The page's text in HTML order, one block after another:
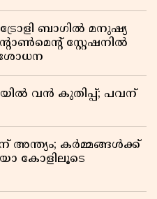
ബാഗിൽ മനുഷ്യ
സ്റ്റേഷനിൽ
വന്‍ കുതിപ്പ്; പവന്
അന്ത്യം; കർമ്മങ്ങൾക്ക്
കോളിലൂടെ